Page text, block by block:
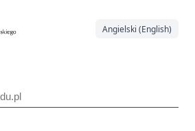
Angielski (English)